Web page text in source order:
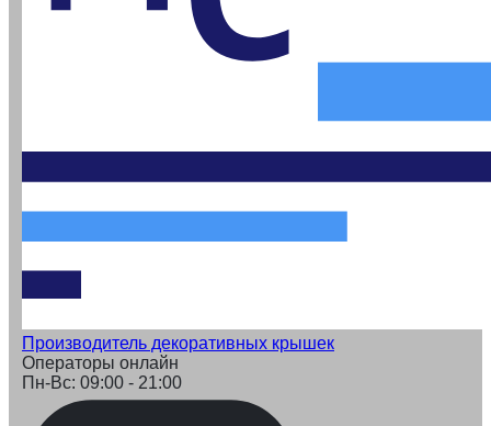
Производитель декоративных крышек
Операторы онлайн
Пн-Вс: 09:00 - 21:00